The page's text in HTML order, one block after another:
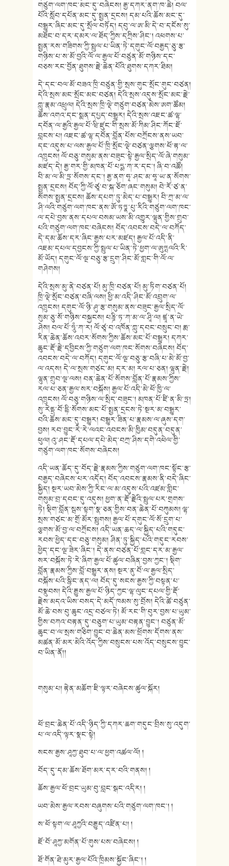
གཙུག་ལག་ཁང་མང་དུ་བཞེངས། རྒྱ་དཀར་ནག་ཁ་ཆེ། བལ་
པོའི་སློབ་དཔོན་མང་དུ་སྤྱན་དྲངས། དམ་པའི་ཆོས་མང་དུ་
བསྒྱུར་ཞིང་མང་དུ་སྲོལ་བཏོད། དབུ་ལ་ཨ་མི་དེ་བ་དངོས་སུ་
མཐོང་བ་དར་དམར་ལ་ཐོད་ཀྱིས་དཀྲིས་ཤིང༌། འཕགས་པ་
སྤྱན་རས་གཟིགས་ཀྱི་སྤྲུལ་པ་ཡིན་ཏེ་དགུང་ལོ་བརྒྱད་ཅུ་རྩ་
གཉིས་པ་ས་མོ་བྱའི་ལོ་ལ་རྒྱལ་པོ་བཙུན་མོ་གཉིས་དང་
བཅས་རང་བྱོན་ཐུགས་རྗེ་ཆེན་པོའི་ཐུགས་དཀར་ཐིམ།
དེ་དང་བལ་མོ་བཟའ་ཁྲི་བཙུན་གྱི་སྲས་གུང་སྲོང་གུང་བཙན།
དེའི་སྲས་མང་སྲོང་མང་བཙན། དེའི་སྲས་འདུས་སྲོང་མང་རྗེ་
ཀླུ་རྣམ་འཕྲུལ། དེའི་སྲས་ཁྲི་ལྡེ་གཙུག་བཙན་མེས་ཨག་ཚོམ།
ཆོས་འགའ་དང༌སྨན་དཔྱད་བསྒྱུར། དེའི་སྲས་འཇང་ཚ་ལྷ་
དབོན་ལ་རྒྱའི་རྒྱལ་པོ་ཝི་ཛུང་གི་སྲས་མོ་ཀིམ་ཤིང་ཀོང་ཇོ་
བླངས་པ། འཇང་ཚ་ལྷ་དབོན་བློན་པོས་བཀྲོངས་ནས་ཡབ་
དང་འདུས་པ་ལས་རྒྱལ་པོ་ཁྲི་སྲོང་ལྡེ་བཙན་ལྕགས་ཕོ་རྟ་ལ་
འཁྲུངས། ལོ་བཅུ་གསུམ་ནས་བཟུང་སྟེ་རྒྱལ་སྲིད་ལོ་ཞེ་གསུམ་
མཛད་དེ། རྒྱ་གར་གྱི་མཁན་པོ་པདྨ་ཀ་ར་དང་། ཞི་བ་འཚོ།
བི་མ་ལ་མི་ཏྲ་སོགས་དང་། རྒྱ་ནག་ཧྭ་ཤང་མ་ཧཱ་ཡ་ན་སོགས་
སྤྱན་དྲངས། བོད་ཀྱི་ལོ་ཙཱ་བ་སྐ་ཅོག་ཞང་གསུམ། བེ་རོ་ཙ་ན་
སོགས་སྤྱན་དྲངས། ཆོས་དཔག་ཏུ་མེད་པ་བསྒྱུར། བི་ཀྲ་མ་ལ་
ཤི་ལའི་གཙུག་ལག་ཁང་ནས་ཨོ་ཏཏྣ་པུ་རིའི་གཙུག་ལག་ཁང་
ལ་དཔེ་བྱས་ནས་དཔལ་བསམ་ཡས་མི་འགྱུར་ལྷུན་གྱིས་གྲུབ་
པའི་གཙུག་ལག་ཁང་བཞེངས། བོད་འབངས་བདེ་ལ་བཀོད་
དེ་དམ་ཆོས་དར་ཞིང་རྒྱས་པར་མཛད། རྒྱལ་པོ་འདི་ནི་
འཇམ་དཔལ་དབྱངས་ཀྱི་སྤྲུལ་པ་ཡིན་ཏེ་ཕྱག་ལ་ཨུཏྤལའི་རི་
མོ་ཡོད། དགུང་ལོ་ལྔ་བཅུ་རྩ་དྲུག་ཤིང་མོ་གླང་གི་ལོ་ལ་
གཤེགས།
དེའི་སྲས་མུ་ནེ་བཙན་པོ། མུ་ཁྲི་བཙན་པོ། མུ་ཏིག་བཙན་པོ།
ཁྲི་ལྡེ་སྲོང་བཙན་བཞི་ལས། ཕྱི་མ་འདི་ཤིང་མོ་འབྲུག་ལ་
འཁྲུངས། དགུང་ལོ་ཉི་ཤུ་རྩ་གསུམ་ནས་བཟུང་རྒྱལ་སྲིད་ལོ་
སུམ་ཅུ་སོ་གཉིས་བསྐྱངས། པཎྜི་ཏ་ཀ་མ་ལ་ཤཱི་ལ། ཛྷཱ་ན་ཡེ་
ཤེས། བལ་པོ་ཧཱུཾ་ཀ་ར། ལོ་ཙཱ་བ་འཁོན་ཀླུ་དབང་བསྲུང་བ། རྨ་
རིན་ཆེན་ཆོས་འབར་སོགས་ཀྱིས་ཆོས་མང་པོ་བསྒྱུར། དཀར་
ཆུང་རྡོ་རྗེ་དབྱིངས་ཀྱི་གཙུག་ལག་ཁང་སོགས་བཞེངས། བོད་
འབངས་བདེ་ལ་བཀོད། དགུང་ལོ་ལྔ་བཅུ་རྩ་བཞི་པ་མེ་མོ་བྱ་
ལ་འདས། དེ་ལ་སྲས་གཙང་མ། དར་མ། རལ་པ་ཅན། ལྷུན་རྗེ།
ལྷུན་གྲུབ་ལྔ་ལས། བན་ཆེན་པོ་སོགས་བློན་པོ་རྣམས་ཀྱིས་
རལ་པ་ཅན་རྒྱལ་སར་བསྐོས། རྒྱལ་པོ་འདི་མེ་ཕོ་ཁྱི་ལ་
འཁྲུངས། ལོ་བཅུ་གཉིས་ལ་སྲིད་བཟུང་། མཁན་པོ་ཛི་ན་མི་ཏྲ།
སུ་རེནྡྲ་བོ་དྷི་སོགས་མང་པོ་སྤྱན་དྲངས་ཏེ་སྔར་མ་བསྒྱུར་
བའི་ཆོས་མང་དུ་བསྒྱུར། བསྒྱུར་ཟིན་པ་རྣམས་ལ་ཞུས་དག་
བྱས། རབ་བྱུང་རེ་རེ་ལའང་འབངས་མི་ཁྱིམ་བདུན་བདུན་
ཕུལ། འུ་ཤང་རྡོ་དཔལ་དཔེ་མེད་བཀྲ་ཤིས་དགེ་འཕེལ་གྱི་
གཙུག་ལག་ཁང་སོགས་བཞེངས།
འདི་ཡན་ཆོད་དུ་བོད་རྗེ་རྣམས་ཀྱིས་གཙུག་ལག་ཁང་སྟོང་རྩ་
བརྒྱད་བཞེངས་པར་འདོད། བོད་འབངས་རྣམས་ནི་བདེ་ཞིང་
སྐྱིད། སྔར་ཡབ་མེས་ཀྱི་རིང་ལ་མ་འདུས་པའི་འཛམ་གླིང་
གསུམ་བྲ་དབང་དུ་འདུས། ཕྱག་ན་རྡོ་རྗེའི་སྤྲུལ་པར་གྲགས་
ཏེ། སྡིག་བློན་སྦས་སྟག་སྣ་ཅན་གྱིས་བན་ཆེན་པོ་བཀུམས། ལྷ་
སྲས་གཙང་མ་གྲོ་མོར་སྤྲུགས། རྒྱལ་པོ་དགུང་ལོ་སོ་དྲུག་པ་
ལྕགས་མོ་བྱ་ལ་བཀྲོངས། འདི་ཡན་ཆད་ལ་སྐྱིད་པའི་གདུང་
རབས་ཕྱེད་དང་བཅུ་གསུམ། ཤིན་ཏུ་སྐྱིད་པའི་གདུང་རབས་
ཕྱེད་དང་ལྔ་ཟེར་ཞིང་། དེ་ནས་བཙན་པོ་གླང་དར་མ་རྒྱལ་
སར་བསྐོས་ཏེ་རེ་ཞིག་རྒྱལ་པོ་ཚུལ་བཞིན་བྱས་ཀྱང་། སྡིག་
བློན་རྣམས་ཀྱིས་བློ་བསྒྱུར་ནས། སྔར་ནུ་བོ་ལ་རྒྱལ་སྲིད་
བསྐོས་པའི་སྙིང་ནད་ལ། བོད་དུ་སངས་རྒྱས་ཀྱི་བསྟན་པ་
བསྣུབས། དེའི་རྒྱུས་རྒྱལ་པོ་ཉིད་ཀྱང་ལྷ་ལུང་དཔལ་གྱི་རྡོ་
རྗེས་མདའ་ཡིས་བསད་དེ་མདོ་ཁམས་སུ་བྲོས། དེའི་ཚེ་བཙུན་
མོ་ཆེ་བས་བུ་ཆུང་འདྲ་བཙལ་ཏེ། མོ་རང་གི་བུར་བྱས་པ་ཡུམ་
གྱིས་བཀའ་བརྟན་དུ་བཅུག་པ་ཡུམ་བརྟན་བྱུང་། བཙུན་མོ་
ཆུང་བ་ལ་སྲས་གཅིག་བྱུང་བ་ཆེན་མས་ཕྲོགས་དོགས་ནས་
མཚན་མོ་མར་མེའི་འོད་ཀྱིས་བསྲུངས་པས་འོད་བསྲུངས་བྱུང་
བ་ཡིན་ནོ།།
གསུམ་པ། རྟེན་མཆོག་ཇི་ལྟར་བཞེངས་ཚུལ་སྐོར།
ཕོ་བྲང་ཆེན་པོ་འདི་ཉིད་ཀྱི་དཀར་ཆག་གདུང་བྲིས་སུ་འདུག་
པ་ལ་འདི་ལྟར་སྣང་སྟེ།
སངས་རྒྱས་ཤཱཀྱ་ཐུབ་པ་ལ་ཕྱག་འཚལ་ལོ། །
བོད་དུ་དམ་ཆོས་ཐོག་མར་དར་བའི་གནས། །
ཆོས་རྒྱལ་ཕོ་བྲང་ཡུམ་བུ་བླང་སྒང་འདིར། །
ཡབ་མེས་རྒྱལ་རབས་བཞུགས་པའི་གཙུག་ལག་ཁང་། །
ས་ཕོ་སྟག་ལ་ཤཱཀྱའི་བརྒྱུད་འཛིན་པ། །
ཇོ་བོ་ཤཱཀྱ་མགོན་པོ་གུས་པས་བཞེངས། །
ཐོ་གོན་ཐེ་མུར་རྒྱལ་པོའི་ཁྲིམས་སྐྱོང་ཞིང༌། །